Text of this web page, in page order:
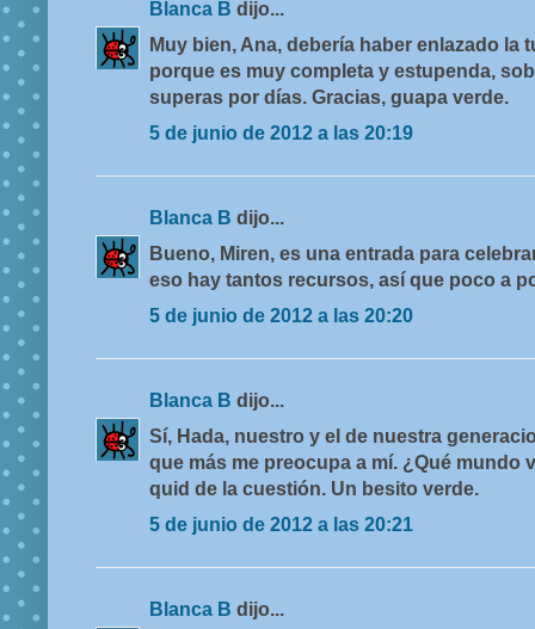
Blanca B dijo...
Muy bien, Ana, debería haber enlazado la
porque es muy completa y estupenda,
superas por días. Gracias, guapa verde.
5 de junio de 2012 a las 20:19
Blanca B dijo...
Bueno, Miren, es una entrada para
eso hay tantos recursos, así que poco a
5 de junio de 2012 a las 20:20
Blanca B dijo...
Sí, Hada, nuestro y el de nuestra
que más me preocupa a mí. ¿Qué mundo
quid de la cuestión. Un besito verde.
5 de junio de 2012 a las 20:21
Blanca B dijo...